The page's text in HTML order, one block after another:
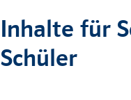
Inhalte für
Schüler